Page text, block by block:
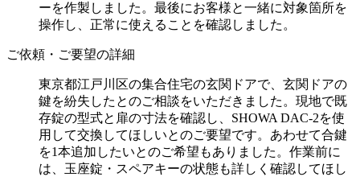
ーを作製しました。最後にお客様と一緒に対象箇所を
操作し、正常に使えることを確認しました。
ご依頼・ご要望の詳細
東京都江戸川区の集合住宅の玄関ドアで、玄関ドアの
鍵を紛失したとのご相談をいただきました。現地で既
存錠の型式と扉の寸法を確認し、SHOWA DAC-2を使
用して交換してほしいとのご要望です。あわせて合鍵
を1本追加したいとのご希望もありました。作業前に
は、玉座錠・スペアキーの状態も詳しく確認してほし